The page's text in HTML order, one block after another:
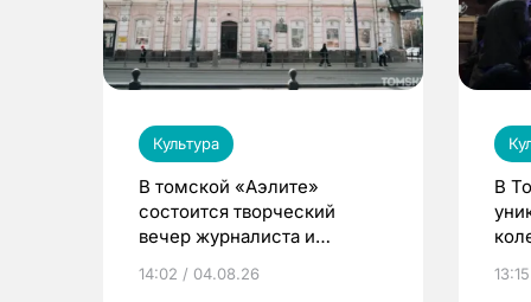
Культура
В томской «Аэлите»
состоится творческий
вечер журналиста и
Никифорова
14:02 / 04.08.26
В